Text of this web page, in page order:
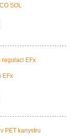
s PROPULS SOLAR.
regulaci EFx
PET kanystru